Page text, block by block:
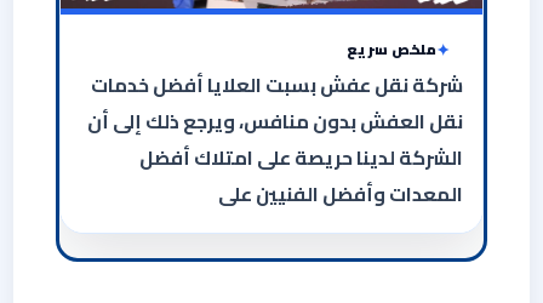
ملخص سريع
شركة نقل عفش بسبت العلايا أفضل خدمات
نقل العفش بدون منافس، ويرجع ذلك إلى أن
الشركة لدينا حريصة على امتلاك أفضل
المعدات وأفضل الفنيين على